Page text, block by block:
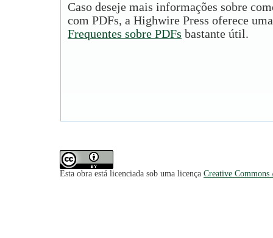
Caso deseje mais informações sobre
com PDFs, a Highwire Press oferece
Frequentes sobre PDFs bastante útil.
Esta obra está licenciada sob uma licença Creative